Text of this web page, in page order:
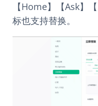
【Home】【Ask】
标也支持替换。